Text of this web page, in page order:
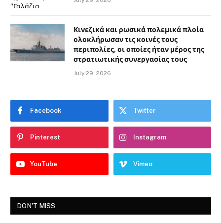
Κινεζικά και ρωσικά πολεμικά πλοία
ολοκλήρωσαν τις κοινές τους
περιπολίες, οι οποίες ήταν μέρος της
στρατιωτικής συνεργασίας τους
July 29, 2026
Facebook Twitter
Pinterest Instagram
YouTube Vimeo
DON'T MISS